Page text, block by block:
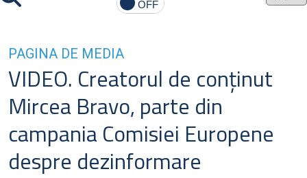
PAGINA DE MEDIA
VIDEO. Creatorul de conţinut
Mircea Bravo, parte din
campania Comisiei Europene
despre dezinformare